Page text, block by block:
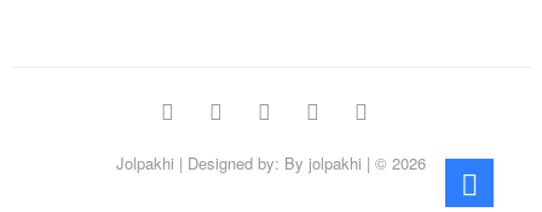
facebooktwitterpinterestinstagramlinkedin
Jolpakhi | Designed by: By jolpakhi | © 2026
Go
to